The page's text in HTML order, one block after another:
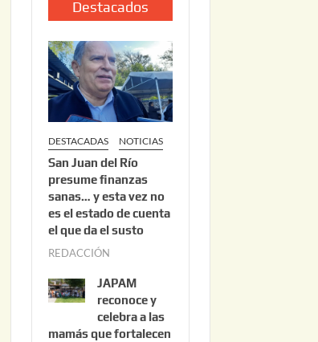
6
i
o
2
2
,
2
0
2
6
Destacados
DESTACADAS NOTICIAS
San Juan del Río
presume finanzas
sanas… y esta vez no
es el estado de cuenta
el que da el susto
REDACCIÓN
s
t
JAPAM
reconoce y
celebra a las
mamás que fortalecen